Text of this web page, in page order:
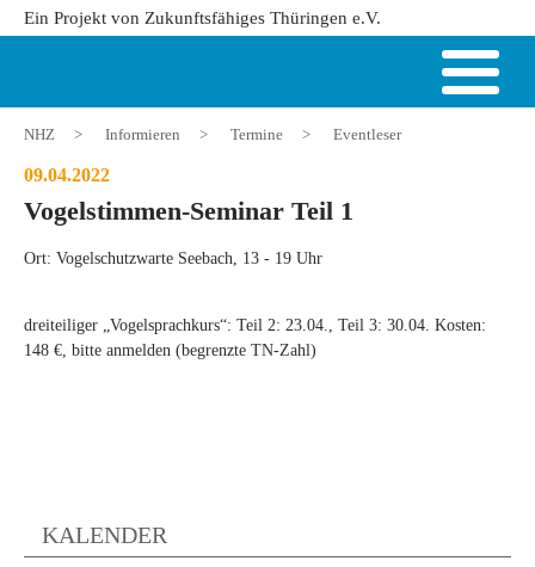
Ein Projekt von Zukunftsfähiges Thüringen e.V.
NHZ > Informieren > Termine > Eventleser
09.04.2022
Vogelstimmen-Seminar Teil 1
Ort: Vogelschutzwarte Seebach, 13 - 19 Uhr
dreiteiliger „Vogelsprachkurs“: Teil 2: 23.04., Teil 3: 30.04. Kosten:
148 €, bitte anmelden (begrenzte TN-Zahl)
KALENDER